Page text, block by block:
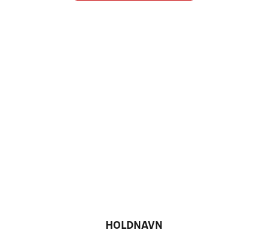
HOLDNAVN